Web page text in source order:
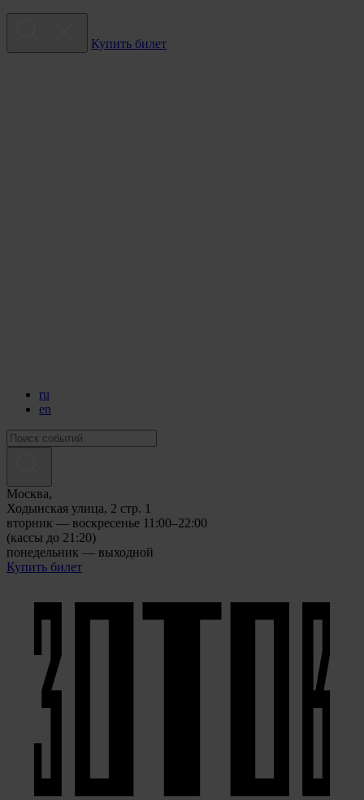
Купить билет
ru
en
Москва,
Ходынская улица, 2 стр. 1
вторник — воскресенье 11:00–22:00
(кассы до 21:20)
понедельник — выходной
Купить билет